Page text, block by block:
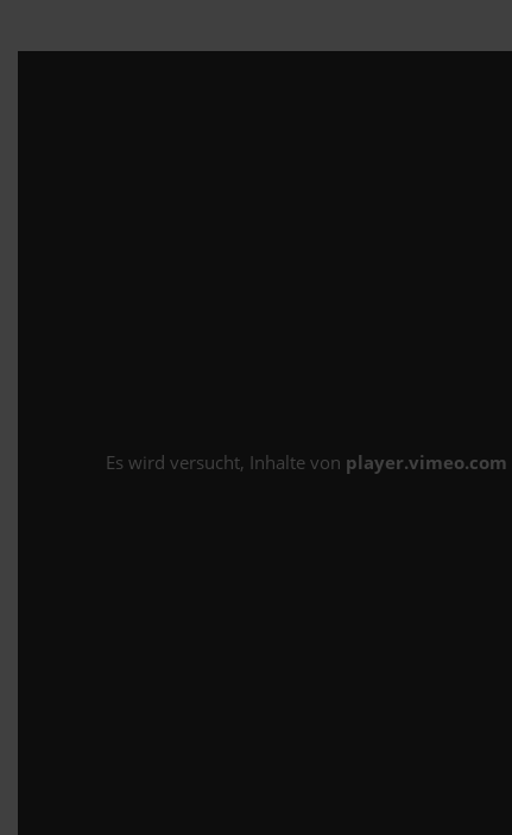
Es wird versucht, Inhalte von player.vimeo.com